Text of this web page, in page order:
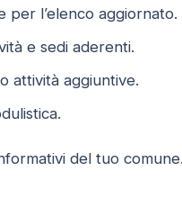
per l’elenco aggiornato.
e sedi aderenti.
attività aggiuntive.
del tuo comune.